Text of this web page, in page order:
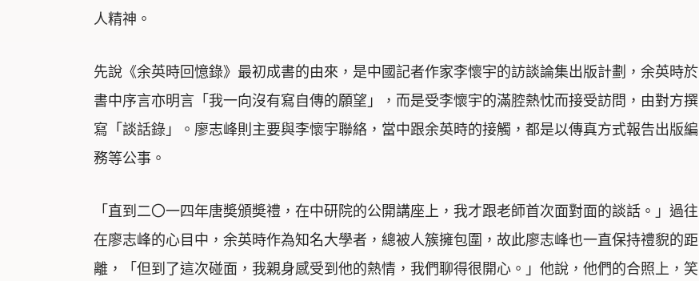
人精神。
先說《余英時回憶錄》最初成書的由來，是中國記者作家李懷宇的訪談論集出版計劃，余英時於
書中序言亦明言「我一向沒有寫自傳的願望」，而是受李懷宇的滿腔熱忱而接受訪問，由對方撰
寫「談話錄」。廖志峰則主要與李懷宇聯絡，當中跟余英時的接觸，都是以傳真方式報告出版編
務等公事。
「直到二〇一四年唐奬頒奬禮，在中研院的公開講座上，我才跟老師首次面對面的談話。」過往
在廖志峰的心目中，余英時作為知名大學者，總被人簇擁包圍，故此廖志峰也一直保持禮貎的距
離，「但到了這次碰面，我親身感受到他的熱情，我們聊得很開心。」他說，他們的合照上，笑